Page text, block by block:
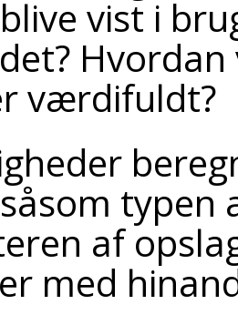
vist i
værdifuldt?
typen
af
med